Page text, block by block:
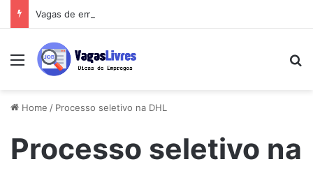
Menu
Home / Processo seletivo na DHL
Processo seletivo na